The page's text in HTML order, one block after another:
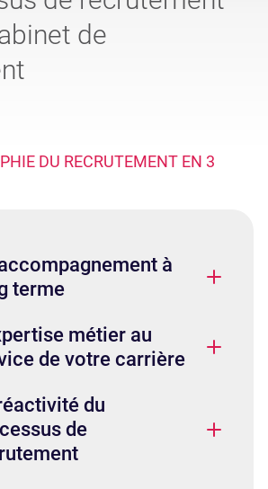
de
DU RECRUTEMENT EN 3
à
terme
métier au
de votre carrière
du
de